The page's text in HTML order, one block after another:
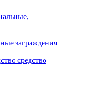
заграждения
средство